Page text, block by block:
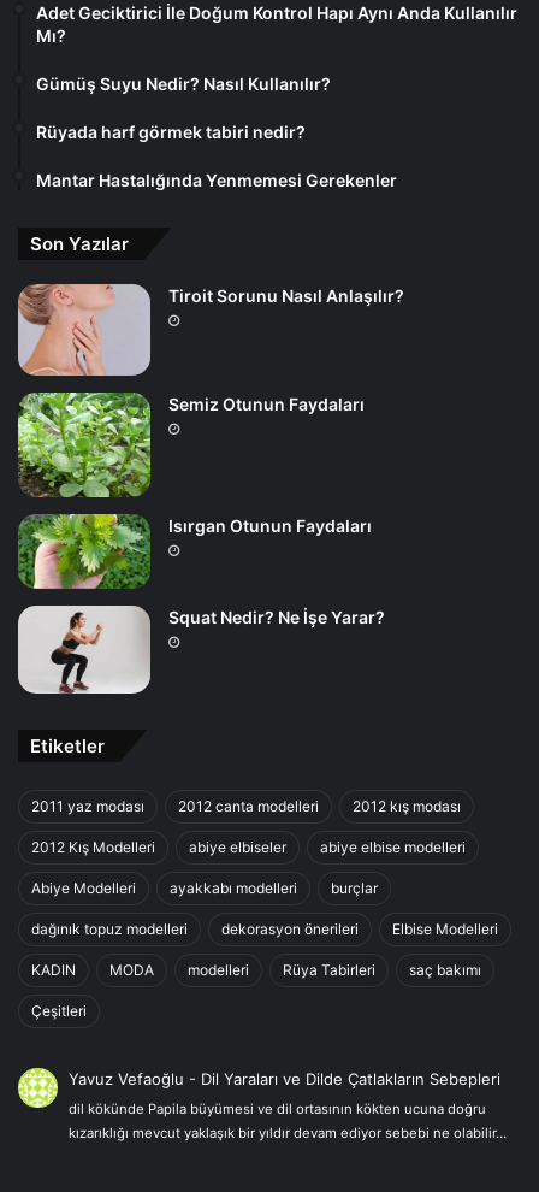
Adet Geciktirici İle Doğum Kontrol Hapı Aynı Anda Kullanılır
Mı?
Gümüş Suyu Nedir? Nasıl Kullanılır?
Rüyada harf görmek tabiri nedir?
Mantar Hastalığında Yenmemesi Gerekenler
Son Yazılar
Tiroit Sorunu Nasıl Anlaşılır?
Semiz Otunun Faydaları
Isırgan Otunun Faydaları
Squat Nedir? Ne İşe Yarar?
Etiketler
2011 yaz modası 2012 canta modelleri 2012 kış modası
2012 Kış Modelleri abiye elbiseler abiye elbise modelleri
Abiye Modelleri ayakkabı modelleri burçlar
dağınık topuz modelleri dekorasyon önerileri Elbise Modelleri
KADIN MODA modelleri Rüya Tabirleri saç bakımı
Çeşitleri
Yavuz Vefaoğlu - Dil Yaraları ve Dilde Çatlakların Sebepleri
dil kökünde Papila büyümesi ve dil ortasının kökten ucuna doğru
kızarıklığı mevcut yaklaşık bir yıldır devam ediyor sebebi ne olabilir…